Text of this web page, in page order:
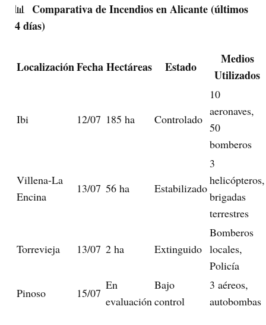
📊
Comparativa de Incendios en Alicante (últimos
4 días)
LocalizaciónFechaHectáreas Estado
Medios
Utilizados
Ibi 12/07 185 ha Controlado
10
aeronaves,
50
bomberos
Villena-La
Encina
13/07 56 ha Estabilizado
3
helicópteros,
brigadas
terrestres
Torrevieja 13/07 2 ha Extinguido
Bomberos
locales,
Policía
Pinoso
15/07
En
evaluación
Bajo
control
3 aéreos,
autobombas